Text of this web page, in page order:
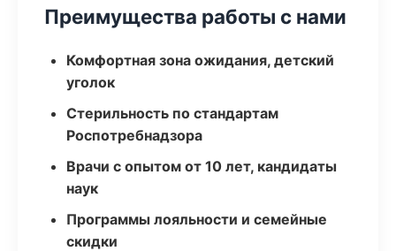
Преимущества работы с нами
Комфортная зона ожидания, детский
уголок
Стерильность по стандартам
Роспотребнадзора
Врачи с опытом от 10 лет, кандидаты
наук
Программы лояльности и семейные
скидки